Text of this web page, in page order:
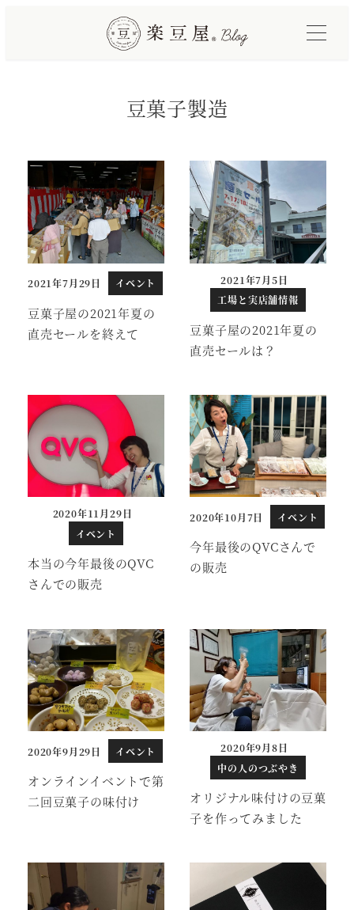
豆菓子製造
豆菓子屋の2021年夏の
直売セールを終えて
投稿日
2021年7月29日 イベント
豆菓子屋の2021年夏の
直売セールは？
投稿日
2021年7月5日
工場と実店舗情報
本当の今年最後のQVC
さんでの販売
投稿日
2020年11月29日
イベント
今年最後のQVCさんで
の販売
投稿日
2020年10月7日 イベント
オンラインイベントで第
二回豆菓子の味付け
投稿日
2020年9月29日 イベント
オリジナル味付けの豆菓
子を作ってみました
投稿日
2020年9月8日
中の人のつぶやき